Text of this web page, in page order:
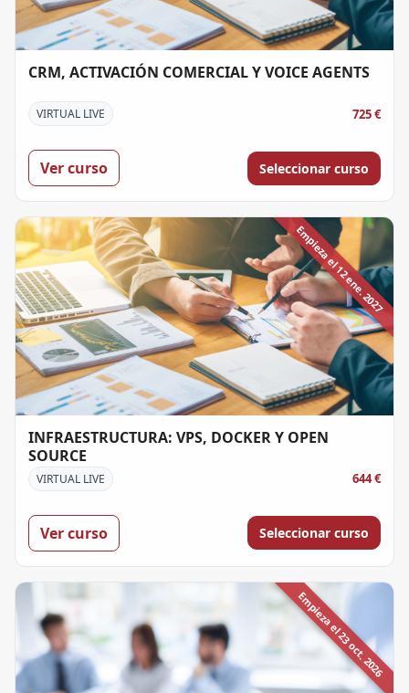
CRM, ACTIVACIÓN COMERCIAL Y VOICE AGENTS
VIRTUAL LIVE 725 €
Ver curso Seleccionar curso
Empieza el 12 ene. 2027
INFRAESTRUCTURA: VPS, DOCKER Y OPEN
SOURCE
VIRTUAL LIVE 644 €
Ver curso Seleccionar curso
Empieza el 23 oct. 2026